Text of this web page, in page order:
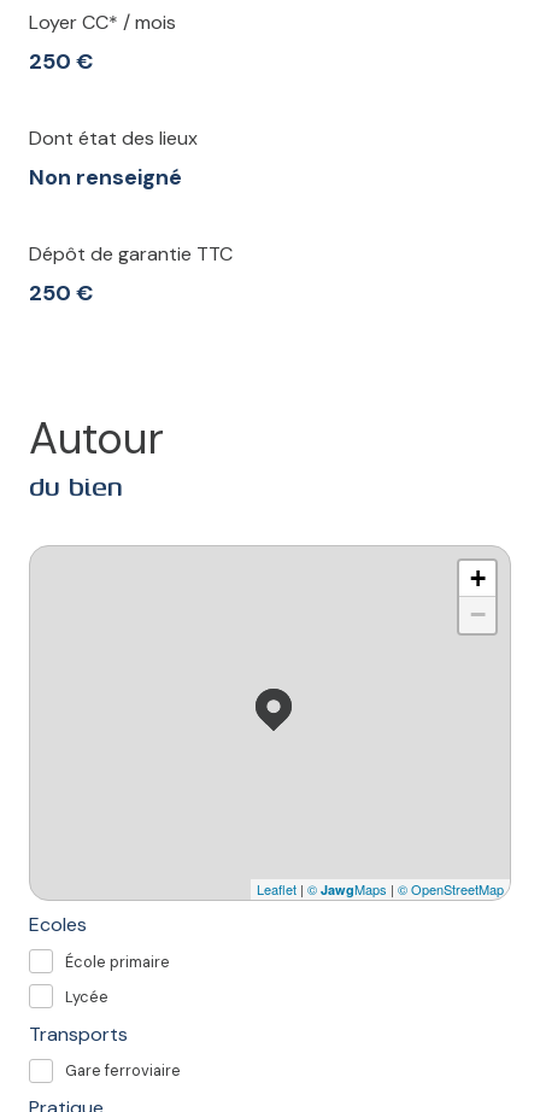
Loyer CC* / mois
250 €
Dont état des lieux
Non renseigné
Dépôt de garantie TTC
250 €
Autour
du bien
+
−
Leaflet | © JawgMaps | © OpenStreetMap
Ecoles
École primaire
Lycée
Transports
Gare ferroviaire